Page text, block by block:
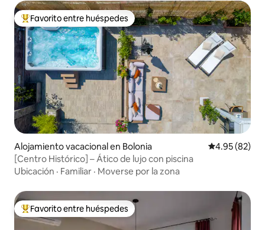
Favorito entre huéspedes preferido
Favorito entre huéspedes
Alojamiento vacacional en Bolonia Calificación
4.95 (82)
[Centro Histórico] – Ático de lujo con piscina
Ubicación · Familiar · Moverse por la zona
Favorito entre huéspedes preferido
Favorito entre huéspedes